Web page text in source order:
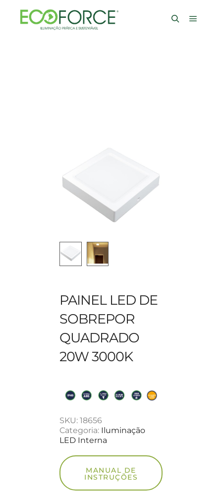
PAINEL LED DE
SOBREPOR
QUADRADO
20W 3000K
SKU: 18656
Categoria: Iluminação
LED Interna
MANUAL DE
INSTRUÇÕES